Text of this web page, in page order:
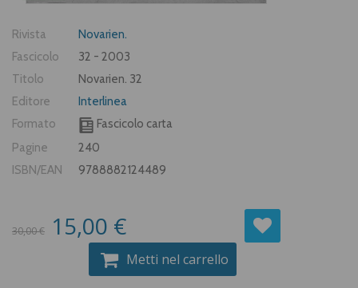
Rivista
Novarien.
Fascicolo
32 - 2003
Titolo
Novarien. 32
Editore
Interlinea
Formato
Fascicolo carta
Pagine
240
ISBN/EAN
9788882124489
30,00 € 15,00 €
Metti nel carrello